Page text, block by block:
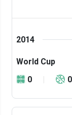
2014
World Cup
0
0